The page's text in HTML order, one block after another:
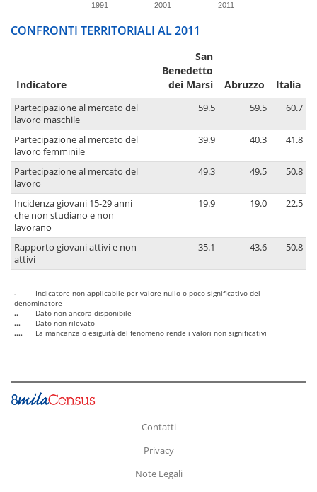
1991 2001 2011
CONFRONTI TERRITORIALI AL 2011
Indicatore
San
Benedetto
dei Marsi
Abruzzo Italia
Partecipazione al mercato del
lavoro maschile
59.5 59.5 60.7
Partecipazione al mercato del
lavoro femminile
39.9 40.3 41.8
Partecipazione al mercato del
lavoro
49.3 49.5 50.8
Incidenza giovani 15-29 anni
che non studiano e non
lavorano
19.9 19.0 22.5
Rapporto giovani attivi e non
attivi
35.1 43.6 50.8
-
Indicatore non applicabile per valore nullo o poco significativo del
denominatore
..
Dato non ancora disponibile
...
Dato non rilevato
....
La mancanza o esiguità del fenomeno rende i valori non significativi
Contatti
Privacy
Note Legali